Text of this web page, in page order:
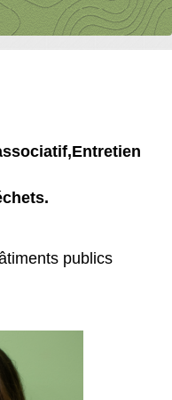
publics